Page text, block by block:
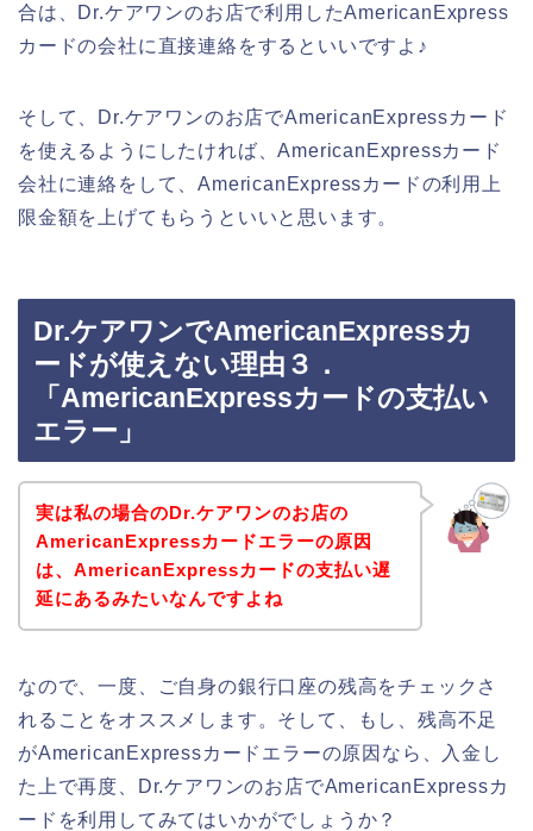
合は、Dr.ケアワンのお店で利用したAmericanExpress
カードの会社に直接連絡をするといいですよ♪
そして、Dr.ケアワンのお店でAmericanExpressカード
を使えるようにしたければ、AmericanExpressカード
会社に連絡をして、AmericanExpressカードの利用上
限金額を上げてもらうといいと思います。
Dr.ケアワンでAmericanExpressカ
ードが使えない理由３．
「AmericanExpressカードの支払い
エラー」
実は私の場合のDr.ケアワンのお店の
AmericanExpressカードエラーの原因
は、AmericanExpressカードの支払い遅
延にあるみたいなんですよね
なので、一度、ご自身の銀行口座の残高をチェックさ
れることをオススメします。そして、もし、残高不足
がAmericanExpressカードエラーの原因なら、入金し
た上で再度、Dr.ケアワンのお店でAmericanExpressカ
ードを利用してみてはいかがでしょうか？